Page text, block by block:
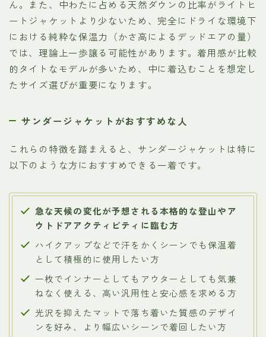
ん。また、中わたに占める天然ダウンの比率がライトヒ
ートジャケットより少ないため、完全にドライな環境下
における純粋な保温力（かさ高によるデッドエアの量）
では、理論上一歩譲る可能性があります。着用感が比較
的タイトなモデルが多いため、中に着込むことを想定し
たサイズ選びが重要になります。
サンダージャケットがおすすめな人
これらの特徴を踏まえると、サンダージャケットは特に
以下のような方におすすめできる一着です。
急な天候の変化が予想される本格的な登山やア
ウトドアアクティビティに臨む方
ハイクアップなどで汗をかくシーンでも保温着
として積極的に使用したい方
一枚でインナーとしてもアウターとしても気兼
ねなく使える、高い汎用性と安心感を求める方
光沢を抑えたマットで落ち着いた質感のデザイ
ンを好み、より幅広いシーンで着回したい方